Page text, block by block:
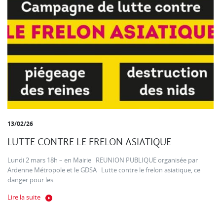
13/02/26
LUTTE CONTRE LE FRELON ASIATIQUE
Lundi 2 mars 18h – en Mairie REUNION PUBLIQUE organisée par
Ardenne Métropole et le GDSA Lutte contre le frelon asiatique, ce
danger pour les...
Lire la suite